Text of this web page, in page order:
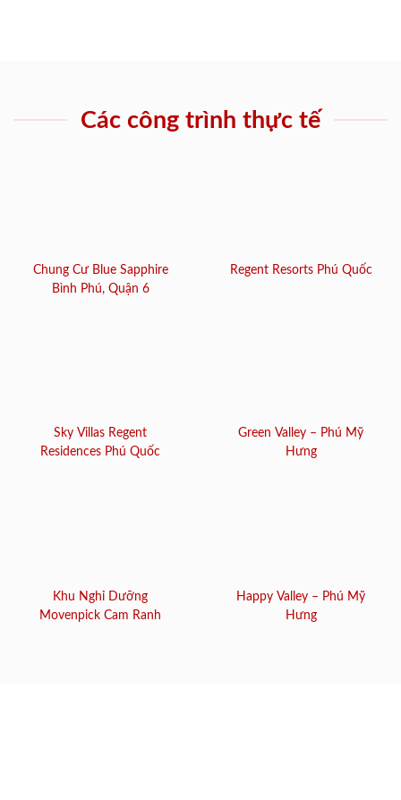
Các công trình thực tế
Chung Cư Blue Sapphire
Bình Phú, Quận 6
Regent Resorts Phú Quốc
Sky Villas Regent
Residences Phú Quốc
Green Valley – Phú Mỹ
Hưng
Khu Nghỉ Dưỡng
Movenpick Cam Ranh
Happy Valley – Phú Mỹ
Hưng